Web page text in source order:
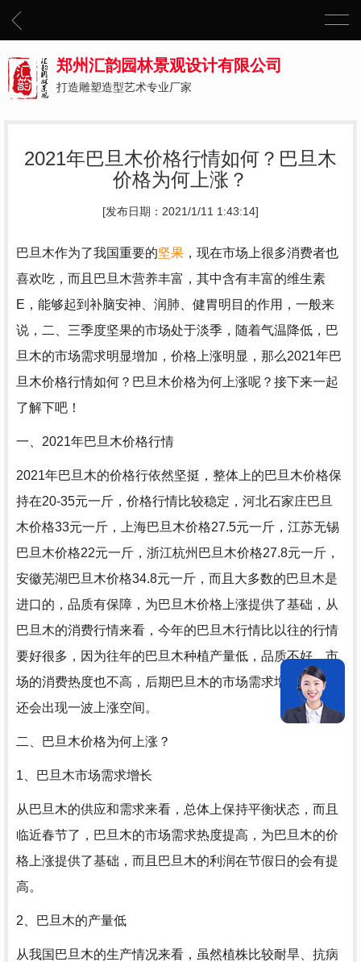
郑州汇韵园林景观设计有限公司
打造雕塑造型艺术专业厂家
2021年巴旦木价格行情如何？巴旦木
价格为何上涨？
[发布日期：2021/1/11 1:43:14]
巴旦木作为了我国重要的坚果 ，现在市场上很多消费者也
喜欢吃，而且巴旦木营养丰富，其中含有丰富的维生素
E，能够起到补脑安神、润肺、健胃明目的作用，一般来
说，二、三季度坚果的市场处于淡季，随着气温降低，巴
旦木的市场需求明显增加，价格上涨明显，那么2021年巴
旦木价格行情如何？巴旦木价格为何上涨呢？接下来一起
了解下吧！
一、2021年巴旦木价格行情
2021年巴旦木的价格行依然坚挺，整体上的巴旦木价格保
持在20-35元一斤，价格行情比较稳定，河北石家庄巴旦
木价格33元一斤，上海巴旦木价格27.5元一斤，江苏无锡
巴旦木价格22元一斤，浙江杭州巴旦木价格27.8元一斤，
安徽芜湖巴旦木价格34.8元一斤，而且大多数的巴旦木是
进口的，品质有保障，为巴旦木价格上涨提供了基础，从
巴旦木的消费行情来看，今年的巴旦木行情比以往的行情
要好很多，因为往年的巴旦木种植产量低，品质不好，市
场的消费热度也不高，后期巴旦木的市场需求增长，可能
还会出现一波上涨空间。
二、巴旦木价格为何上涨？
1、巴旦木市场需求增长
从巴旦木的供应和需求来看，总体上保持平衡状态，而且
临近春节了，巴旦木的市场需求热度提高，为巴旦木的价
格上涨提供了基础，而且巴旦木的利润在节假日的会有提
高。
2、巴旦木的产量低
从我国巴旦木的生产情况来看，虽然植株比较耐旱、抗病